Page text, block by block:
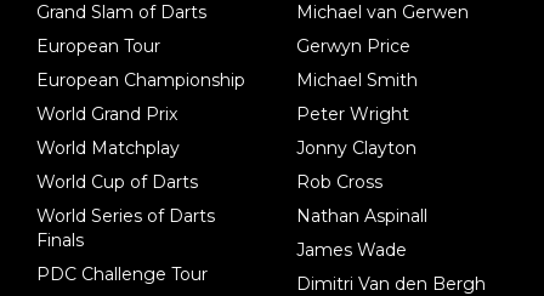
Grand Slam of Darts
European Tour
European Championship
World Grand Prix
World Matchplay
World Cup of Darts
World Series of Darts
Finals
PDC Challenge Tour
Michael van Gerwen
Gerwyn Price
Michael Smith
Peter Wright
Jonny Clayton
Rob Cross
Nathan Aspinall
James Wade
Dimitri Van den Bergh